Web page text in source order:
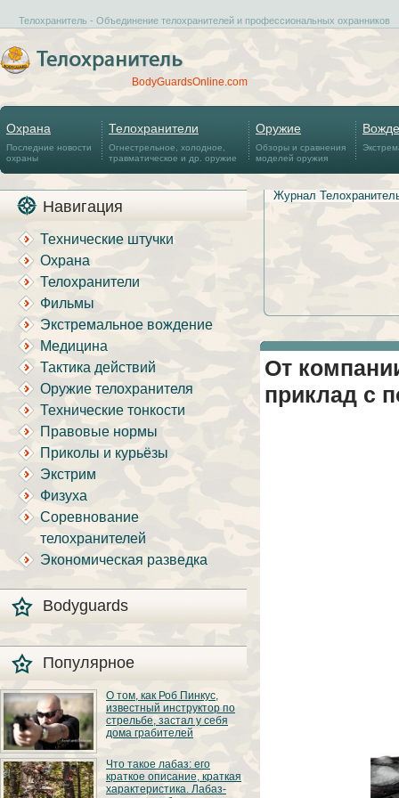
Телохранитель - Объединение телохранителей и профессиональных охранников
BodyGuardsOnline.com
Охрана
Последние новости
охраны
Телохранители
Огнестрельное, холодное,
травматическое и др. оружие
Оружие
Обзоры и сравнения
моделей оружия
Навигация
Технические штучки
Охрана
Телохранители
Фильмы
Экстремальное вождение
Медицина
Тактика действий
Оружие телохранителя
Технические тонкости
Правовые нормы
Приколы и курьёзы
Экстрим
Физуха
Соревнование
телохранителей
Экономическая разведка
Bodyguards
Популярное
О том, как Роб Пинкус,
известный инструктор по
стрельбе, застал у себя
дома грабителей
Вот вы всё говорите:
«В США круто, там
можно любого
постороннего в своём
Что такое лабаз: его
краткое описание, краткая
характеристика. Лабаз-
Журнал
От
приклад с